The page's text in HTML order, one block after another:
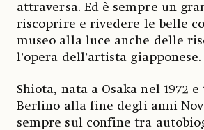
attraversa. Ed è sempre un
riscoprire e rivedere le belle
museo alla luce anche delle
l’opera dell’artista giapponese.
Shiota, nata a Osaka nel 1972
Berlino alla fine degli anni
sempre sul confine tra